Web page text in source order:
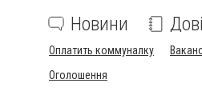
Новини
Оплатить коммуналку
Оголошення